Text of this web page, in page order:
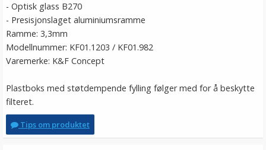
- Optisk glass B270
- Presisjonslaget aluminiumsramme
Ramme: 3,3mm
Modellnummer: KF01.1203 / KF01.982
Varemerke: K&F Concept
Plastboks med støtdempende fylling følger med for å beskytte
filteret.
Tips om produktet